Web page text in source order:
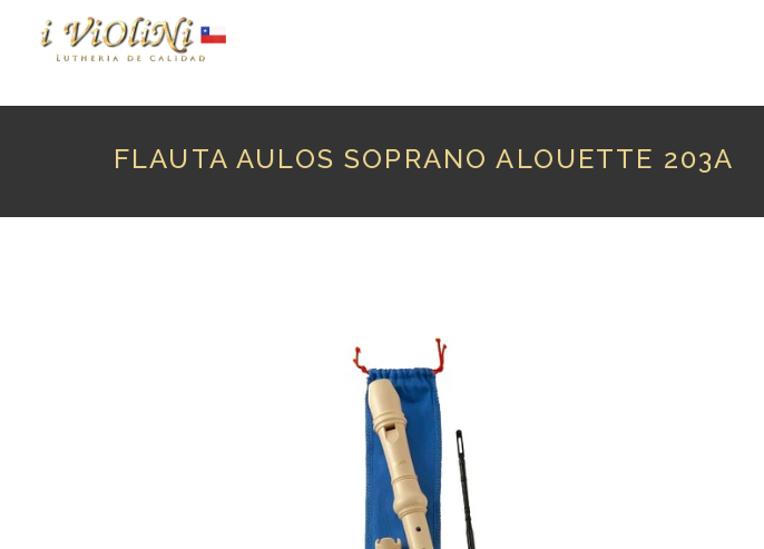
FLAUTA AULOS SOPRANO ALOUETTE 203A